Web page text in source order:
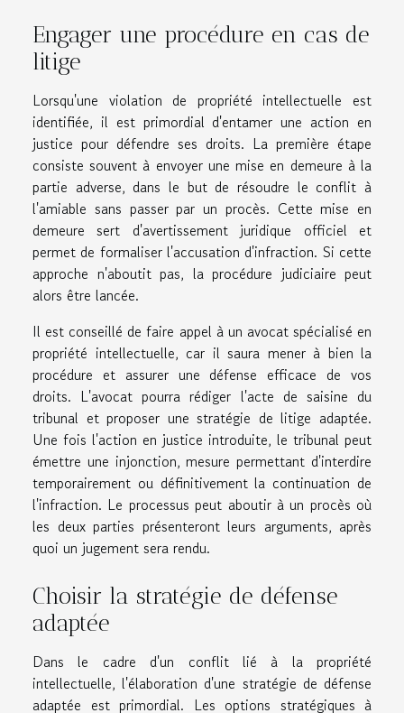
Engager une procédure en cas de
litige
Lorsqu'une violation de propriété intellectuelle est
identifiée, il est primordial d'entamer une action en
justice pour défendre ses droits. La première étape
consiste souvent à envoyer une mise en demeure à la
partie adverse, dans le but de résoudre le conflit à
l'amiable sans passer par un procès. Cette mise en
demeure sert d'avertissement juridique officiel et
permet de formaliser l'accusation d'infraction. Si cette
approche n'aboutit pas, la procédure judiciaire peut
alors être lancée.
Il est conseillé de faire appel à un avocat spécialisé en
propriété intellectuelle, car il saura mener à bien la
procédure et assurer une défense efficace de vos
droits. L'avocat pourra rédiger l'acte de saisine du
tribunal et proposer une stratégie de litige adaptée.
Une fois l'action en justice introduite, le tribunal peut
émettre une injonction, mesure permettant d'interdire
temporairement ou définitivement la continuation de
l'infraction. Le processus peut aboutir à un procès où
les deux parties présenteront leurs arguments, après
quoi un jugement sera rendu.
Choisir la stratégie de défense
adaptée
Dans le cadre d'un conflit lié à la propriété
intellectuelle, l'élaboration d'une stratégie de défense
adaptée est primordial. Les options stratégiques à